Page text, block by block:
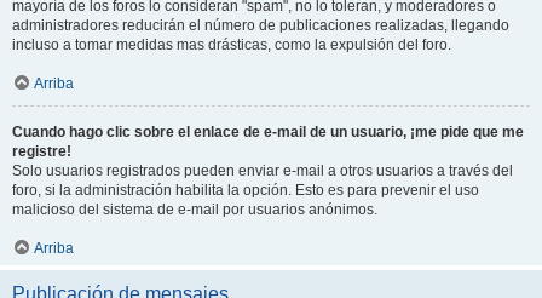
mayoría de los foros lo consideran "spam", no lo toleran, y moderadores o
administradores reducirán el número de publicaciones realizadas, llegando
incluso a tomar medidas mas drásticas, como la expulsión del foro.
Arriba
Cuando hago clic sobre el enlace de e-mail de un usuario, ¡me pide que me
registre!
Solo usuarios registrados pueden enviar e-mail a otros usuarios a través del
foro, si la administración habilita la opción. Esto es para prevenir el uso
malicioso del sistema de e-mail por usuarios anónimos.
Arriba
Publicación de mensajes